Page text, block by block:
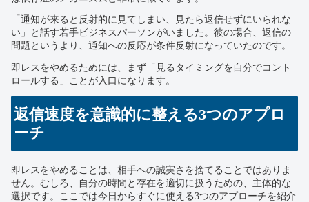
「通知が来ると反射的に見てしまい、見たら返信せずにいられな
い」と話す若手ビジネスパーソンがいました。彼の場合、返信の
問題というより、通知への反応が条件反射になっていたのです。
即レスをやめるためには、まず「見るタイミングを自分でコント
ロールする」ことが入口になります。
返信速度を意識的に整える3つのアプロ
ーチ
即レスをやめることは、相手への誠実さを捨てることではありま
せん。むしろ、自分の時間と存在を適切に扱うための、主体的な
選択です。ここでは今日からすぐに使える3つのアプローチを紹介